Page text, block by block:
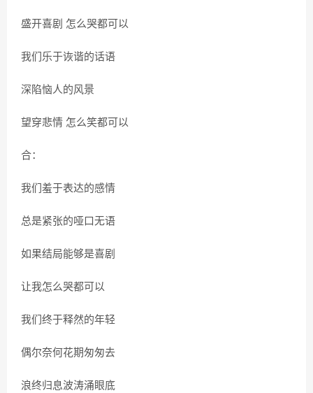
盛开喜剧 怎么哭都可以
我们乐于诙谐的话语
深陷恼人的风景
望穿悲情 怎么笑都可以
合：
我们羞于表达的感情
总是紧张的哑口无语
如果结局能够是喜剧
让我怎么哭都可以
我们终于释然的年轻
偶尔奈何花期匆匆去
浪终归息波涛涌眼底